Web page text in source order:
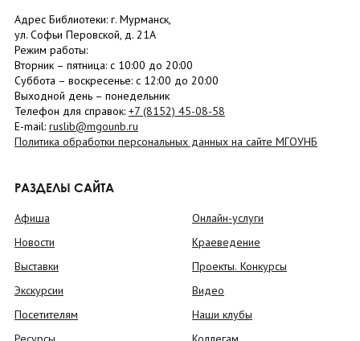
Адрес Библиотеки: г. Мурманск,
ул. Софьи Перовской, д. 21А
Режим работы:
Вторник – пятница: с 10:00 до 20:00
Суббота – воскресенье: c 12:00 до 20:00
Выходной день – понедельник
Телефон для справок: +7 (8152) 45-08-58
E-mail: ruslib@mgounb.ru
Политика обработки персональных данных на сайте МГОУНБ
РАЗДЕЛЫ САЙТА
Афиша
Новости
Выставки
Экскурсии
Посетителям
Онлайн-услуги
Краеведение
Проекты. Конкурсы
Видео
Наши клубы